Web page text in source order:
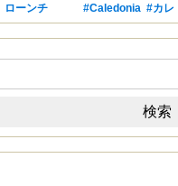
ローンチ #Caledonia, #カレ
検索